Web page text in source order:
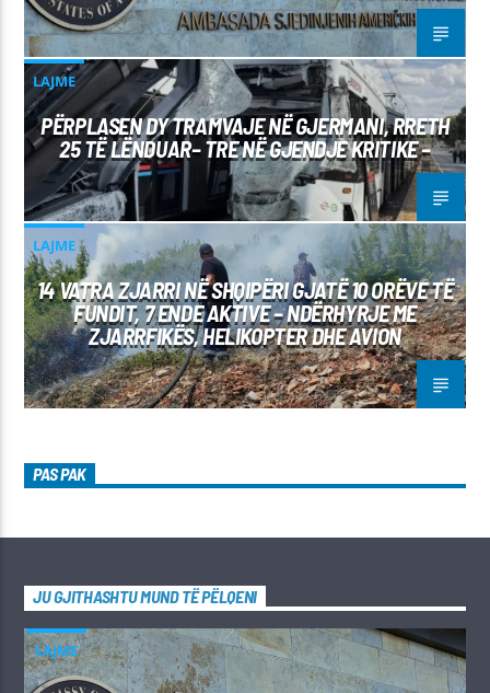
LAJME
PËRPLASEN DY TRAMVAJE NË GJERMANI, RRETH
25 TË LËNDUAR– TRE NË GJENDJE KRITIKE –
LAJME
14 VATRA ZJARRI NË SHQIPËRI GJATË 10 ORËVE TË
FUNDIT, 7 ENDE AKTIVE – NDËRHYRJE ME
ZJARRFIKËS, HELIKOPTER DHE AVION
PAS PAK
JU GJITHASHTU MUND TË PËLQENI
LAJME